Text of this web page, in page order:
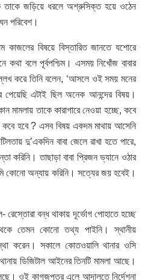
জড়িয়ে ধরলে অশ্রুসিক্ত হয়ে ওঠেন
পরিবেশ।
বিষয়ে বিস্তারিত জানতে যশোরে
বলে পূর্বপশ্চিম। এসময় নিখোঁজ বাবার
করে তিনি বলেন, ‘আসলে ওই সময় মনের
এটাই ছিল অনেক আনন্দের বিষয়।
মামলায় তাকে কারাগারে নেওয়া হচ্ছে, কবে
কবে হবে ? এসব বিষয় একদম মাথায় আসেনি
দু’একদিন বাবা জেলে রাখা হতে পারে,
করিনি। তাছাড়া বাবা প্রিজন ভ্যানে ওঠার
কোনো অন্যায় করিনি। সত্যের জয় হবেই।
বন্ধ থাকায় দূর্ভোগ পোহাতে হচ্ছে
তেমন কোনো তথ্য পাইনি। স্থানীয়
করেন। সকালে কোতওয়ালি থানার ওসি
ডিজিটাল আইনের তিনটি মামলা আছে।
ওই কাগজপত্র এলে আদালতে নির্দেশনা